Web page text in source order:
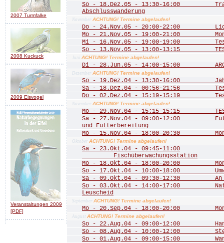
2007 Turmfalke
2008 Kuckuck
2009 Eisvogel
Veranstaltungen 2009
[PDF]
So - 18.Dez.05 - 13:30-16:00
Abschlusswanderung
November ACHTUNG! Termine abgelaufen!
Do - 24.Nov.05 - 20:00-22:00
Mo - 21.Nov.05 - 19:00-21:00
Mi - 16.Nov.05 - 19:00-19:00
So - 13.Nov.05 - 13:00-13:15
Juni ACHTUNG! Termine abgelaufen!
Di - 28.Jun.05 - 14:00-15:00
Dezember ACHTUNG! Termine abgelaufen!
So - 19.Dez.04 - 13:30-16:00
Sa - 18.Dez.04 - 00:56-21:56
Do - 02.Dez.04 - 15:19-15:19 Test
November ACHTUNG! Termine abgelaufen!
Mo - 29.Nov.04 - 15:15-15:15 TEST
Sa - 27.Nov.04 - 09:00-12:00
und Futterbereitung
Mo - 15.Nov.04 - 18:00-20:30
Oktober ACHTUNG! Termine abgelaufen!
Sa - 23.Okt.04 - 09:45-11:00
Fischüberwachungsstation
Mo - 18.Okt.04 - 18:00-20:00
So - 17.Okt.04 - 10:00-18:00
Sa - 09.Okt.04 - 09:30-12:30 An
So - 03.Okt.04 - 14:00-17:00
Leuscheid
September ACHTUNG! Termine abgelaufen!
Mo - 20.Sep.04 - 18:00-20:00
August ACHTUNG! Termine abgelaufen!
So - 22.Aug.04 - 09:00-12:00
So - 08.Aug.04 - 10:00-12:00
So - 01.Aug.04 - 09:00-15:00